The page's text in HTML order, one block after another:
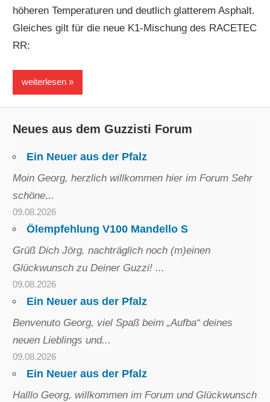
höheren Temperaturen und deutlich glatterem Asphalt.
Gleiches gilt für die neue K1-Mischung des RACETEC
RR:
weiterlesen
Neues aus dem Guzzisti Forum
Ein Neuer aus der Pfalz
Moin Georg, herzlich willkommen hier im Forum Sehr
schöne...
09.08.2026
Ölempfehlung V100 Mandello S
Grüß Dich Jörg, nachträglich noch (m)einen
Glückwunsch zu Deiner Guzzi! ...
09.08.2026
Ein Neuer aus der Pfalz
Benvenuto Georg, viel Spaß beim „Aufba“ deines
neuen Lieblings und...
09.08.2026
Ein Neuer aus der Pfalz
Halllo Georg, willkommen im Forum und Glückwunsch